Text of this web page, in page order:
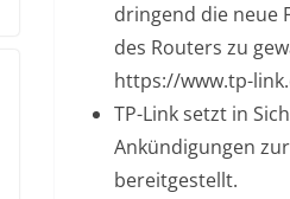
dringend die neue
des Routers zu
https://www.tp-
TP-Link setzt in
Ankündigungen
bereitgestellt.